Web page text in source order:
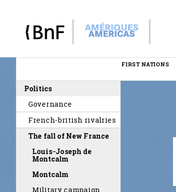
Menu
éditorial
FIRST NATIONS
Politics
Governance
French-british rivalries
The fall of New France
Louis-Joseph de
Montcalm
Montcalm
Military campaign